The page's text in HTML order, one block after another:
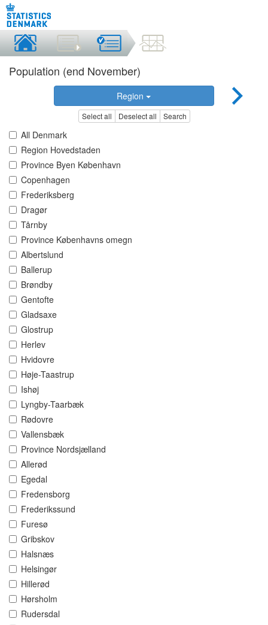
Population (end November)
Region
Select all Deselect all Search
All Denmark
Region Hovedstaden
Province Byen København
Copenhagen
Frederiksberg
Dragør
Tårnby
Province Københavns omegn
Albertslund
Ballerup
Brøndby
Gentofte
Gladsaxe
Glostrup
Herlev
Hvidovre
Høje-Taastrup
Ishøj
Lyngby-Taarbæk
Rødovre
Vallensbæk
Province Nordsjælland
Allerød
Egedal
Fredensborg
Frederikssund
Furesø
Gribskov
Halsnæs
Helsingør
Hillerød
Hørsholm
Rudersdal